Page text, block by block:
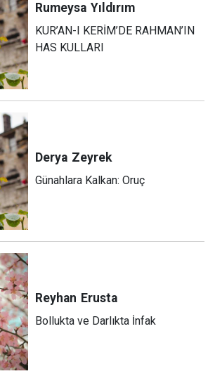
Rumeysa Yıldırım
KUR’AN-I KERİM’DE RAHMAN’IN
HAS KULLARI
Derya Zeyrek
Günahlara Kalkan: Oruç
Reyhan Erusta
Bollukta ve Darlıkta İnfak